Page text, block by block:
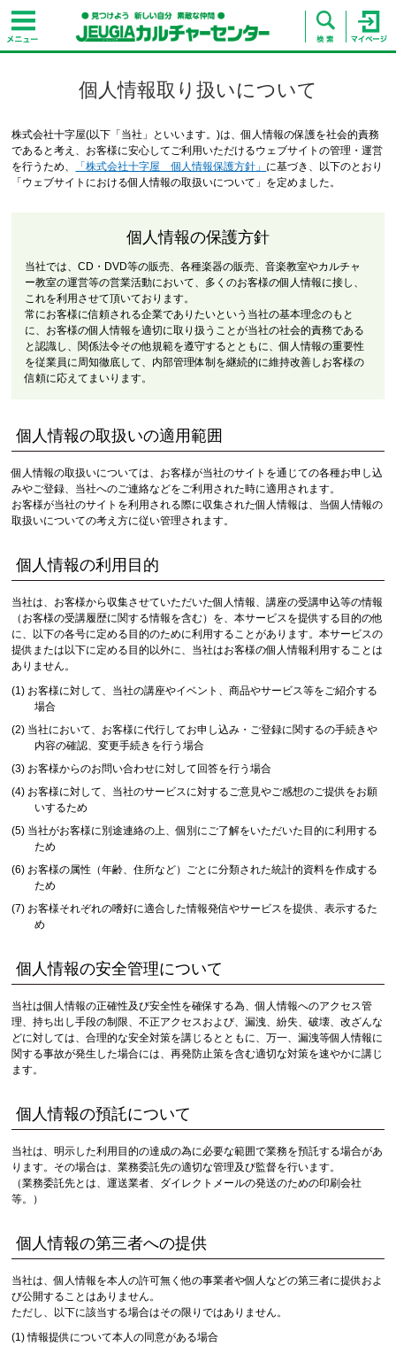
個人情報取り扱いについて
株式会社十字屋(以下「当社」といいます。)は、個人情報の保護を社会的責務
であると考え、お客様に安心してご利用いただけるウェブサイトの管理・運営
を行うため、
「株式会社十字屋 個人情報保護方針」 に基づき、以下のとおり
「ウェブサイトにおける個人情報の取扱いについて」を定めました。
個人情報の保護方針
当社では、CD・DVD等の販売、各種楽器の販売、音楽教室やカルチャ
ー教室の運営等の営業活動において、多くのお客様の個人情報に接し、
これを利用させて頂いております。
常にお客様に信頼される企業でありたいという当社の基本理念のもと
に、お客様の個人情報を適切に取り扱うことが当社の社会的責務である
と認識し、関係法令その他規範を遵守するとともに、個人情報の重要性
を従業員に周知徹底して、内部管理体制を継続的に維持改善しお客様の
信頼に応えてまいります。
個人情報の取扱いの適用範囲
個人情報の取扱いについては、お客様が当社のサイトを通じての各種お申し込
みやご登録、当社へのご連絡などをご利用された時に適用されます。
お客様が当社のサイトを利用される際に収集された個人情報は、当個人情報の
取扱いについての考え方に従い管理されます。
個人情報の利用目的
当社は、お客様から収集させていただいた個人情報、講座の受講申込等の情報
（お客様の受講履歴に関する情報を含む）を、本サービスを提供する目的の他
に、以下の各号に定める目的のために利用することがあります。本サービスの
提供または以下に定める目的以外に、当社はお客様の個人情報利用することは
ありません。
お客様に対して、当社の講座やイベント、商品やサービス等をご紹介する
場合
当社において、お客様に代行してお申し込み・ご登録に関するの手続きや
内容の確認、変更手続きを行う場合
お客様からのお問い合わせに対して回答を行う場合
お客様に対して、当社のサービスに対するご意見やご感想のご提供をお願
いするため
当社がお客様に別途連絡の上、個別にご了解をいただいた目的に利用する
ため
お客様の属性（年齢、住所など）ごとに分類された統計的資料を作成する
ため
お客様それぞれの嗜好に適合した情報発信やサービスを提供、表示するた
め
個人情報の安全管理について
当社は個人情報の正確性及び安全性を確保する為、個人情報へのアクセス管
理、持ち出し手段の制限、不正アクセスおよび、漏洩、紛失、破壊、改ざんな
どに対しては、合理的な安全対策を講じるとともに、万一、漏洩等個人情報に
関する事故が発生した場合には、再発防止策を含む適切な対策を速やかに講じ
ます。
個人情報の預託について
当社は、明示した利用目的の達成の為に必要な範囲で業務を預託する場合があ
ります。その場合は、業務委託先の適切な管理及び監督を行います。
（業務委託先とは、運送業者、ダイレクトメールの発送のための印刷会社
等。）
個人情報の第三者への提供
当社は、個人情報を本人の許可無く他の事業者や個人などの第三者に提供およ
び公開することはありません。
ただし、以下に該当する場合はその限りではありません。
情報提供について本人の同意がある場合